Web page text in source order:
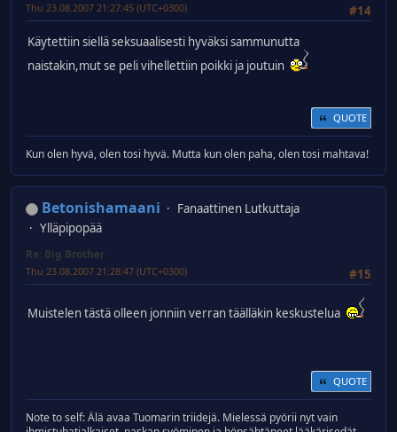
#14
Thu 23.08.2007 21:27:45 (UTC+0300)
Käytettiin siellä seksuaalisesti hyväksi sammunutta
naistakin,mut se peli vihellettiin poikki ja joutuin
QUOTE
Kun olen hyvä, olen tosi hyvä. Mutta kun olen paha, olen tosi mahtava!
Betonishamaani
Fanaattinen Lutkuttaja
Ylläpipopää
Re: Big Brother
#15
Thu 23.08.2007 21:28:47 (UTC+0300)
Muistelen tästä olleen jonniin verran täälläkin keskustelua
QUOTE
Note to self: Älä avaa Tuomarin triidejä. Mielessä pyörii nyt vain